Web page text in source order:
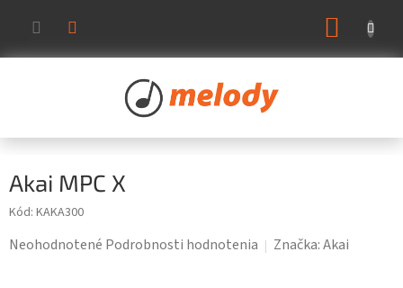
obsah
Akai MPC X
Kód: KAKA300
Priemerné
Neohodnotené Podrobnosti hodnotenia Značka:Akai